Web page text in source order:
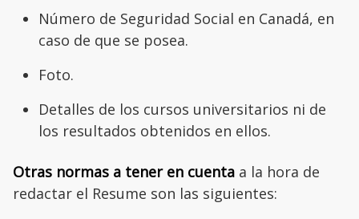
Número de Seguridad Social en Canadá, en
caso de que se posea.
Foto.
Detalles de los cursos universitarios ni de
los resultados obtenidos en ellos.
Otras normas a tener en cuenta a la hora de
redactar el Resume son las siguientes: